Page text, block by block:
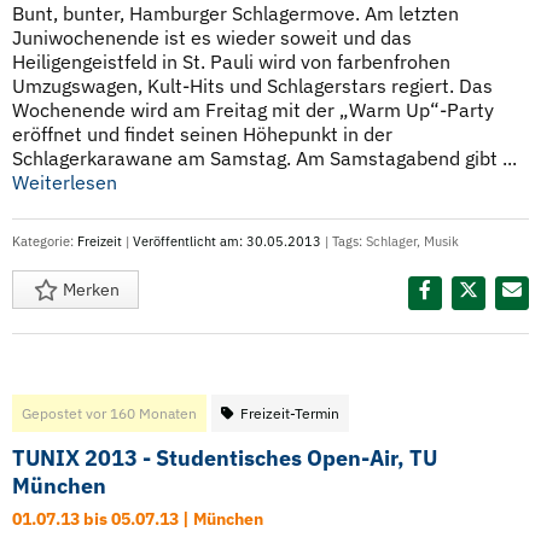
Bunt, bunter, Hamburger Schlagermove. Am letzten
Juniwochenende ist es wieder soweit und das
Heiligengeistfeld in St. Pauli wird von farbenfrohen
Umzugswagen, Kult-Hits und Schlagerstars regiert. Das
Wochenende wird am Freitag mit der „Warm Up“-Party
eröffnet und findet seinen Höhepunkt in der
Schlagerkarawane am Samstag. Am Samstagabend gibt ...
Weiterlesen
Kategorie: Freizeit | Veröffentlicht am: 30.05.2013 | Tags: Schlager, Musik
Merken
Gepostet vor 160 Monaten Freizeit-Termin
TUNIX 2013 - Studentisches Open-Air, TU
München
01.07.13 bis 05.07.13 | München